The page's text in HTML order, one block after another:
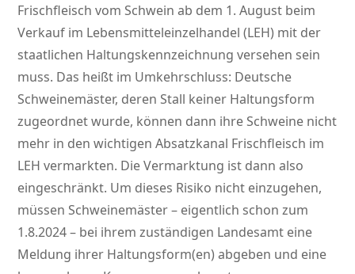
Frischfleisch vom Schwein ab dem 1. August beim
Verkauf im Lebensmitteleinzelhandel (LEH) mit der
staatlichen Haltungskennzeichnung versehen sein
muss. Das heißt im Umkehrschluss: Deutsche
Schweinemäster, deren Stall keiner Haltungsform
zugeordnet wurde, können dann ihre Schweine nicht
mehr in den wichtigen Absatzkanal Frischfleisch im
LEH vermarkten. Die Vermarktung ist dann also
eingeschränkt. Um dieses Risiko nicht einzugehen,
müssen Schweinemäster – eigentlich schon zum
1.8.2024 – bei ihrem zuständigen Landesamt eine
Meldung ihrer Haltungsform(en) abgeben und eine